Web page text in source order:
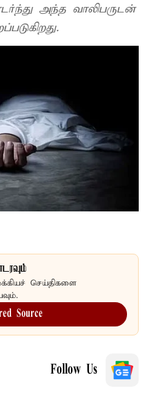
அந்த வாலிபருடன்
செய்திகளை
Source
Follow Us